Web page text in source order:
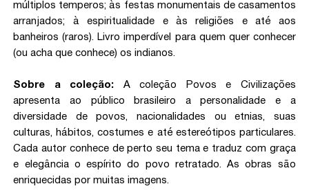
múltiplos temperos; às festas monumentais de casamentos
arranjados; à espiritualidade e às religiões e até aos
banheiros (raros). Livro imperdível para quem quer conhecer
(ou acha que conhece) os indianos.
Sobre a coleção: A coleção Povos e Civilizações
apresenta ao público brasileiro a personalidade e a
diversidade de povos, nacionalidades ou etnias, suas
culturas, hábitos, costumes e até estereótipos particulares.
Cada autor conhece de perto seu tema e traduz com graça
e elegância o espírito do povo retratado. As obras são
enriquecidas por muitas imagens.